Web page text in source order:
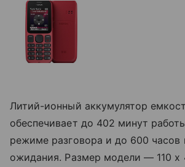
Литий-ионный аккумулятор
обеспечивает до 402 минут
режиме разговора и до 600
ожидания. Размер модели — 110 х